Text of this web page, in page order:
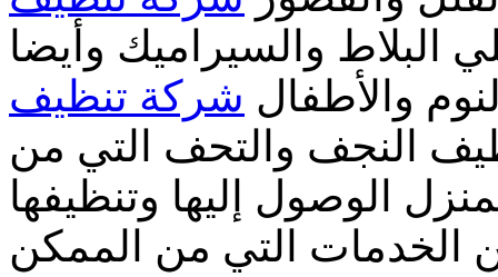
البلاط والسيراميك وأيضا
والأطفال شركة تنظيف
النجف والتحف التي من
الوصول إليها وتنظيفها
التي من الممكن